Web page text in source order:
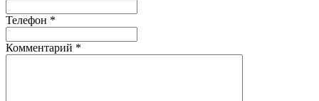
Телефон *
Комментарий *